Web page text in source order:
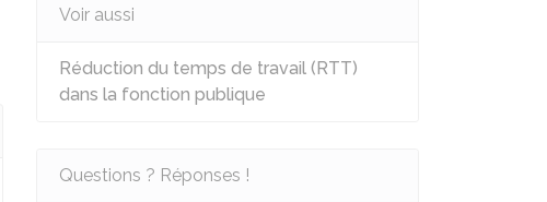
Voir aussi
Réduction du temps de travail (RTT)
dans la fonction publique
Questions ? Réponses !